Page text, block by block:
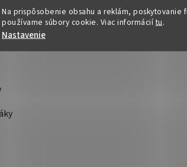
Na prispôsobenie obsahu a reklám, poskytovanie
používame súbory cookie. Viac informáciítu.
Nastavenie